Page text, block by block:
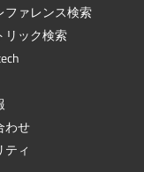
ファレンス検索
リック検索
わせ
ティ